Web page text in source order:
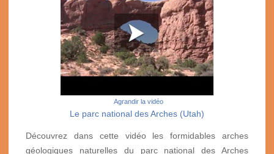
Agrandir la vidéo
Le parc national des Arches (Utah)
Découvrez dans cette vidéo les formidables arches
géologiques naturelles du parc national des Arches